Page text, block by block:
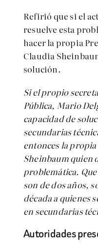
Refirió que si el
resuelve esta
hacer la propia
Claudia
solución.
Si el propio
Pública, Mario
capacidad de
secundarias
entonces la
Sheinbaum quien
problemática.
son de dos años,
década a quienes
en secundarias
Autoridades